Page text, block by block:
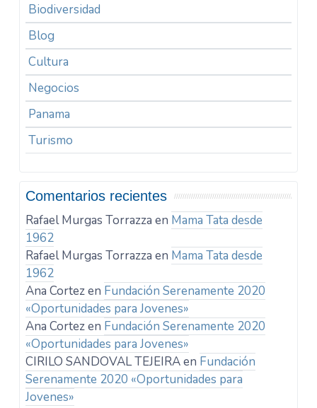
Biodiversidad
Blog
Cultura
Negocios
Panama
Turismo
Comentarios recientes
Rafael Murgas Torrazza en Mama Tata desde
1962
Rafael Murgas Torrazza en Mama Tata desde
1962
Ana Cortezen Fundación Serenamente 2020
«Oportunidades para Jovenes»
Ana Cortezen Fundación Serenamente 2020
«Oportunidades para Jovenes»
CIRILO SANDOVAL TEJEIRAen Fundación
Serenamente 2020 «Oportunidades para
Jovenes»